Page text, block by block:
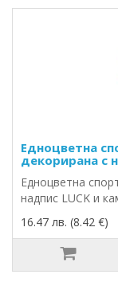
Едноцветна
декорирана с
Едноцветна
надпис LUCK и
16.47 лв. (8.42 €)